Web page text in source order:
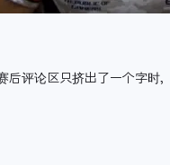
评论区只挤出了一个字时